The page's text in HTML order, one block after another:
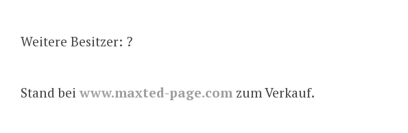
Weitere Besitzer: ?
Stand bei www.maxted-page.com zum Verkauf.